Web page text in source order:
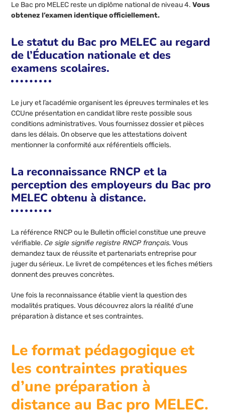
Le Bac pro MELEC reste un diplôme national de niveau 4.Vous
obtenez l’examen identique officiellement.
Le statut du Bac pro MELEC au regard
de l’Éducation nationale et des
examens scolaires.
Le jury et l’académie organisent les épreuves terminales et les
CCUne présentation en candidat libre reste possible sous
conditions administratives. Vous fournissez dossier et pièces
dans les délais. On observe que les attestations doivent
mentionner la conformité aux référentiels officiels.
La reconnaissance RNCP et la
perception des employeurs du Bac pro
MELEC obtenu à distance.
La référence RNCP ou le Bulletin officiel constitue une preuve
vérifiable.Ce sigle signifie registre RNCP français. Vous
demandez taux de réussite et partenariats entreprise pour
juger du sérieux. Le livret de compétences et les fiches métiers
donnent des preuves concrètes.
Une fois la reconnaissance établie vient la question des
modalités pratiques. Vous découvrez alors la réalité d’une
préparation à distance et ses contraintes.
Le format pédagogique et
les contraintes pratiques
d’une préparation à
distance au Bac pro MELEC.